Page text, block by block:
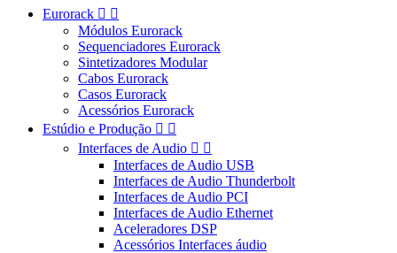
Eurorack  
Módulos Eurorack
Sequenciadores Eurorack
Sintetizadores Modular
Cabos Eurorack
Casos Eurorack
Acessórios Eurorack
Estúdio e Produção  
Interfaces de Audio  
Interfaces de Audio USB
Interfaces de Audio Thunderbolt
Interfaces de Audio PCI
Interfaces de Audio Ethernet
Aceleradores DSP
Acessórios Interfaces áudio